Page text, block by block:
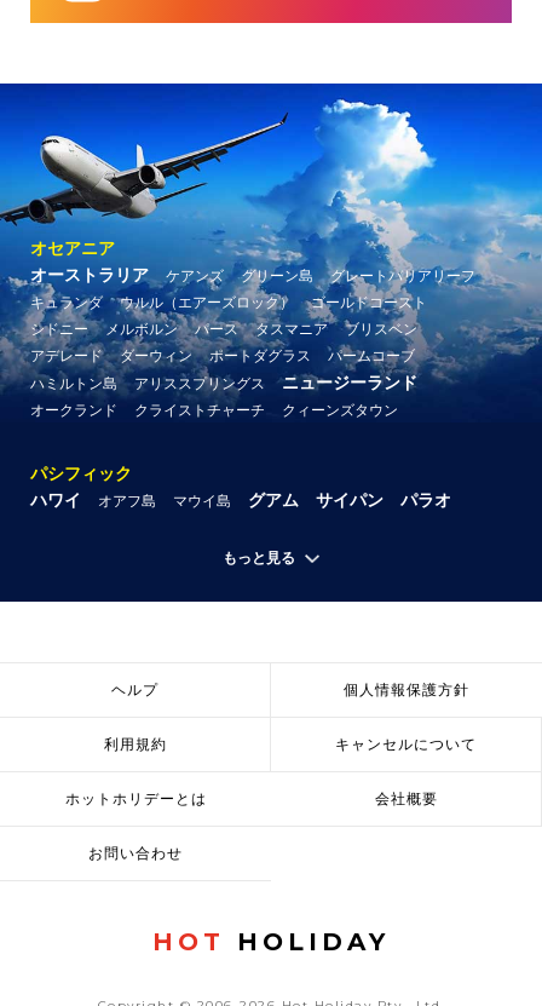
オセアニア
オーストラリア
ケアンズ グリーン島
グレートバリアリーフ
キュランダ
ウルル（エアーズロック）
ゴールドコースト
シドニー
メルボルン パース タスマニア
ブリスベン
アデレード
ダーウィン ポートダグラス
パームコーブ
ハミルトン島
アリススプリングス ニュージーランド
オークランド クライストチャーチ クィーンズタウン
パシフィック
ハワイ
オアフ島 マウイ島 グアム サイパン パラオ
もっと見る
ヘルプ 個人情報保護方針
利用規約 キャンセルについて
ホットホリデーとは 会社概要
お問い合わせ
HOT HOLIDAY